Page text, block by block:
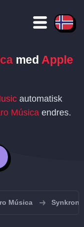
med Apple
automatisk
Músicaendres.
Música